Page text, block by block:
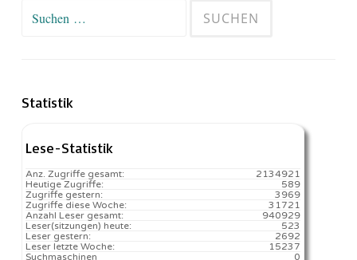
Suchen
Statistik
Lese-Statistik
2134921
Anz. Zugriffe gesamt:
589
Heutige Zugriffe:
3969
Zugriffe gestern:
31721
Zugriffe diese Woche:
940929
Anzahl Leser gesamt:
523️
Leser(sitzungen) heute:
2692
Leser gestern:
15237️
Leser letzte Woche:
0
Suchmaschinen